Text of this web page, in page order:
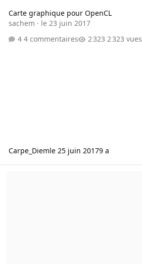
Carte graphique pour OpenCL
sachem · le 23 juin 2017
4 commentaires
2 323 vues
Carpe_Diemle 25 juin 20179 a